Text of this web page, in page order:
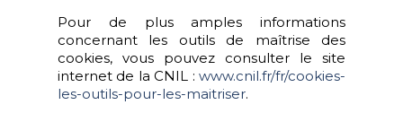
Pour de plus amples informations
concernant les outils de maîtrise des
cookies, vous pouvez consulter le site
internet de la CNIL : www.cnil.fr/fr/cookies-
les-outils-pour-les-maitriser.